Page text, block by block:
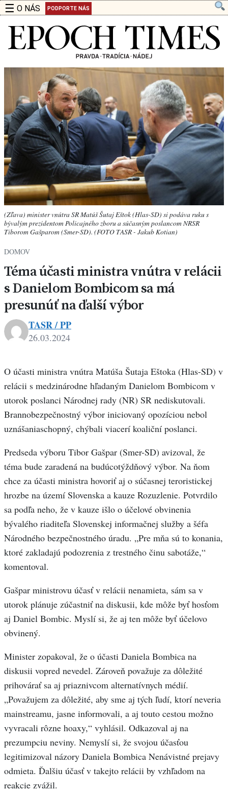
☰ O NÁS PODPORTE NÁS
(Zľava) minister vnútra SR Matúš Šutaj Eštok (Hlas-SD) si podáva ruku s
bývalým prezidentom Policajného zboru a súčasným poslancom NRSR
Tiborom Gašparom (Smer-SD). (FOTO TASR - Jakub Kotian)
DOMOV
Téma účasti ministra vnútra v relácii
s Danielom Bombicom sa má
presunúť na ďalší výbor
TASR / PP
26.03.2024
O účasti ministra vnútra Matúša Šutaja Eštoka (Hlas-SD) v
relácii s medzinárodne hľadaným Danielom Bombicom v
utorok poslanci Národnej rady (NR) SR nediskutovali.
Brannobezpečnostný výbor iniciovaný opozíciou nebol
uznášaniaschopný, chýbali viacerí koaliční poslanci.
Predseda výboru Tibor Gašpar (Smer-SD) avizoval, že
téma bude zaradená na budúcotýždňový výbor. Na ňom
chce za účasti ministra hovoriť aj o súčasnej teroristickej
hrozbe na území Slovenska a kauze Rozuzlenie. Potvrdilo
sa podľa neho, že v kauze išlo o účelové obvinenia
bývalého riaditeľa Slovenskej informačnej služby a šéfa
Národného bezpečnostného úradu. „Pre mňa sú to konania,
ktoré zakladajú podozrenia z trestného činu sabotáže,“
komentoval.
Gašpar ministrovu účasť v relácii nenamieta, sám sa v
utorok plánuje zúčastniť na diskusii, kde môže byť hosťom
aj Daniel Bombic. Myslí si, že aj ten môže byť účelovo
obvinený.
Minister zopakoval, že o účasti Daniela Bombica na
diskusii vopred nevedel. Zároveň považuje za dôležité
prihovárať sa aj priaznivcom alternatívnych médií.
„Považujem za dôležité, aby sme aj tých ľudí, ktorí neveria
mainstreamu, jasne informovali, a aj touto cestou možno
vyvracali rôzne hoaxy,“ vyhlásil. Odkazoval aj na
prezumpciu neviny. Nemyslí si, že svojou účasťou
legitimizoval názory Daniela Bombica Nenávistné prejavy
odmieta. Ďalšiu účasť v takejto relácii by vzhľadom na
reakcie zvážil.